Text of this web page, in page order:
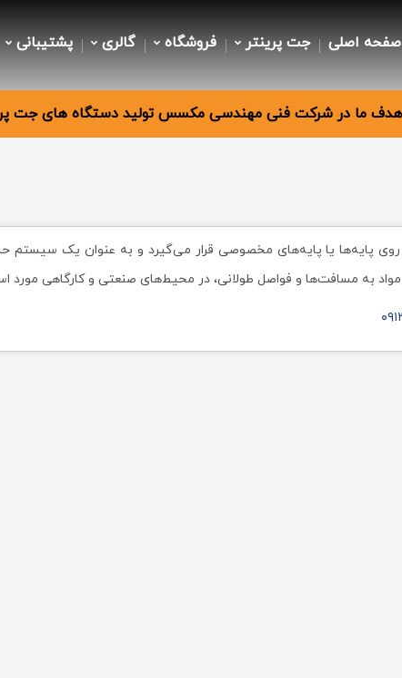
صفحه اصلی جت پرینتر فروشگاه گالری پشتیبانی
هدف ما در شرکت فنی مهندسی مکسس تولید دستگاه های جت
روی پایه‌ها یا پایه‌های مخصوصی قرار می‌گیرد و به عنوان یک سیستم
مواد به مسافت‌ها و فواصل طولانی، در محیط‌های صنعتی و کارگاهی مورد